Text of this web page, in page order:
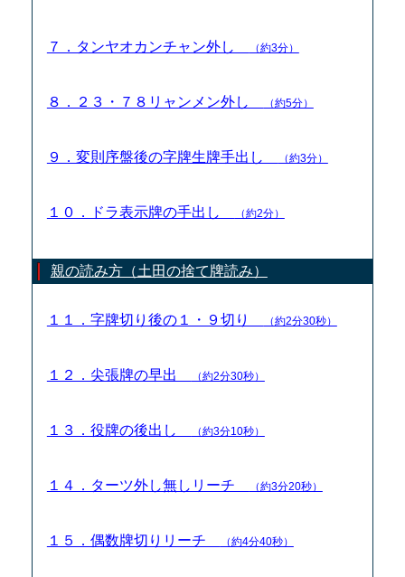
７．タンヤオカンチャン外し （約3分）
８．２３・７８リャンメン外し （約5分）
９．変則序盤後の字牌生牌手出し （約3分）
１０．ドラ表示牌の手出し （約2分）
親の読み方（土田の捨て牌読み）
１１．字牌切り後の１・９切り （約2分30秒）
１２．尖張牌の早出 （約2分30秒）
１３．役牌の後出し （約3分10秒）
１４．ターツ外し無しリーチ （約3分20秒）
１５．偶数牌切りリーチ （約4分40秒）